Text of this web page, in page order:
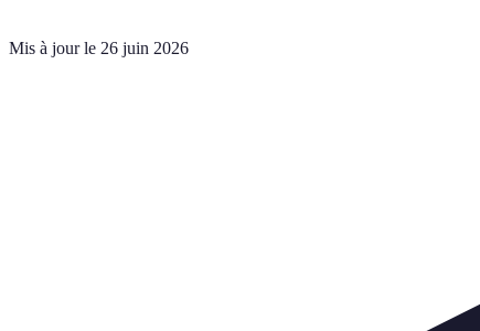
Mis à jour le 26 juin 2026